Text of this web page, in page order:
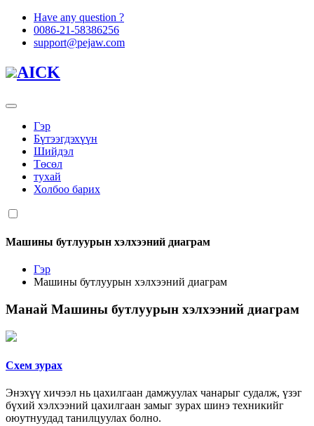
Have any question ?
0086-21-58386256
support@pejaw.com
AICK
Гэр
Бүтээгдэхүүн
Шийдэл
Төсөл
тухай
Холбоо барих
Машины бутлуурын хэлхээний диаграм
Гэр
Машины бутлуурын хэлхээний диаграм
Манай Машины бутлуурын хэлхээний диаграм
Схем зурах
Энэхүү хичээл нь цахилгаан дамжуулах чанарыг судалж, үзэг
бүхий хэлхээний цахилгаан замыг зурах шинэ техникийг
оюутнуудад танилцуулах болно.